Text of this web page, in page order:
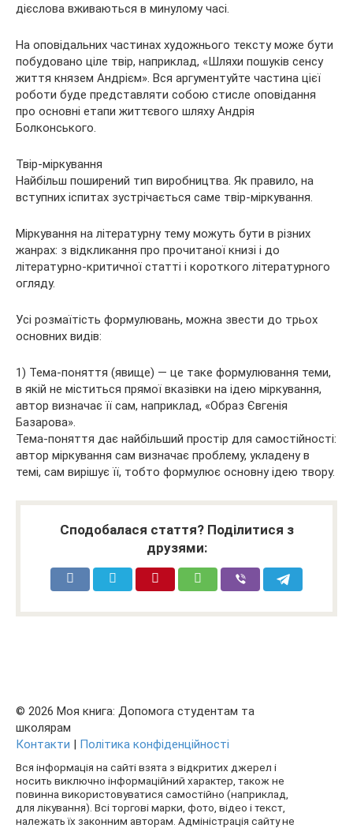
дієслова вживаються в минулому часі.
На оповідальних частинах художнього тексту може бути
побудовано ціле твір, наприклад, «Шляхи пошуків сенсу
життя князем Андрієм». Вся аргументуйте частина цієї
роботи буде представляти собою стисле оповідання
про основні етапи життєвого шляху Андрія
Болконського.
Твір-міркування
Найбільш поширений тип виробництва. Як правило, на
вступних іспитах зустрічається саме твір-міркування.
Міркування на літературну тему можуть бути в різних
жанрах: з відкликання про прочитаної книзі і до
літературно-критичної статті і короткого літературного
огляду.
Усі розмаїтість формулювань, можна звести до трьох
основних видів:
1) Тема-поняття (явище) — це таке формулювання теми,
в якій не міститься прямої вказівки на ідею міркування,
автор визначає її сам, наприклад, «Образ Євгенія
Базарова».
Тема-поняття дає найбільший простір для самостійності:
автор міркування сам визначає проблему, укладену в
темі, сам вирішує її, тобто формулює основну ідею твору.
Сподобалася стаття? Поділитися з
друзями:
© 2026 Моя книга: Допомога студентам та
школярам
Контакти | Політика конфіденційності
Вся інформація на сайті взята з відкритих джерел і
носить виключно інформаційний характер, також не
повинна використовуватися самостійно (наприклад,
для лікування). Всі торгові марки, фото, відео і текст,
належать їх законним авторам. Адміністрація сайту не